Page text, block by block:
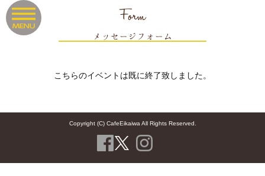
Form
メッセージフォーム
こちらのイベントは既に終了致しました。
Copyright (C) CafeEikaiwa All Rights Reserved.